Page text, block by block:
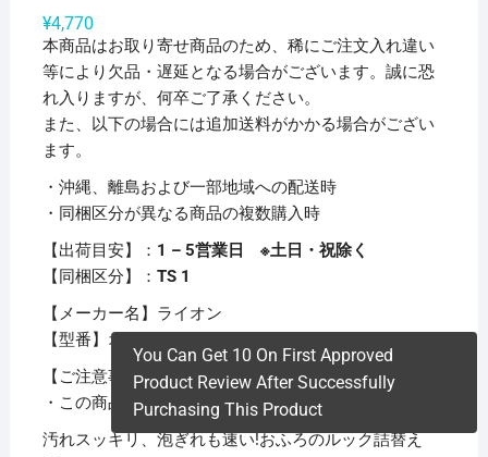
¥4,770
本商品はお取り寄せ商品のため、稀にご注文入れ違い
等により欠品・遅延となる場合がございます。誠に恐
れ入りますが、何卒ご了承ください。
また、以下の場合には追加送料がかかる場合がござい
ます。
・沖縄、離島および一部地域への配送時
・同梱区分が異なる商品の複数購入時
【出荷目安】： 1 – 5営業日 ※土日・祝除く
【同梱区分】： TS 1
【メーカー名】ライオン
【型番】オフロツメカエ
【ご注意事項】
・この商品は下記内容×20セットでお届けします。
汚れスッキリ、泡ぎれも速い!おふろのルック詰替え
You Can Get 10 On First Approved
Product Review After Successfully
Purchasing This Product